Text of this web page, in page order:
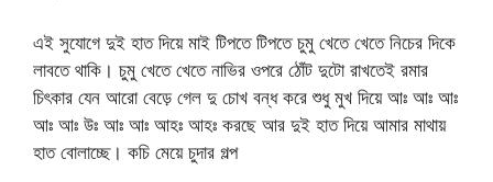
এই সুযোগে দুই হাত দিয়ে মাই টিপতে টিপতে চুমু খেতে খেতে নিচের দিকে
লাবতে থাকি। চুমু খেতে খেতে নাভির ওপরে ঠোঁট দুটো রাখতেই রমার
চিৎকার যেন আরো বেড়ে গেল দু চোখ বন্ধ করে শুধু মুখ দিয়ে আঃ আঃ আঃ
আঃ আঃ উঃ আঃ আঃ আহঃ আহঃ করছে আর দুই হাত দিয়ে আমার মাথায়
হাত বোলাচ্ছে। কচি মেয়ে চুদার গল্প